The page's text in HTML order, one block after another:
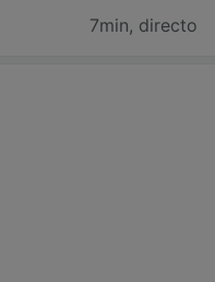
7min, directo